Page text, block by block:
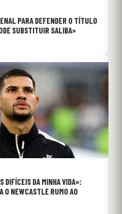
PARA DEFENDER O TÍTULO
SUBSTITUIR SALIBA»
DIFÍCEIS DA MINHA VIDA»:
O NEWCASTLE RUMO AO